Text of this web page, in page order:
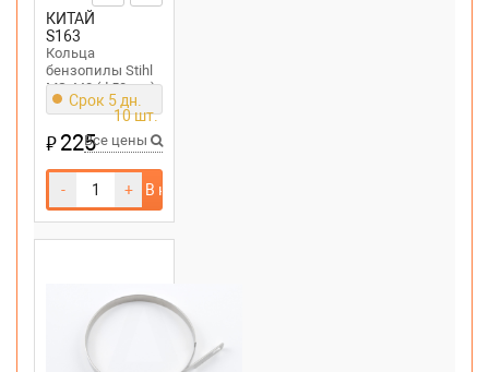
КИТАЙ
S163
Кольца
бензопилы Stihl
MS 440 (d 50mm)
Срок 5 дн.
10 шт.
₽225Все цены
- + В корзину